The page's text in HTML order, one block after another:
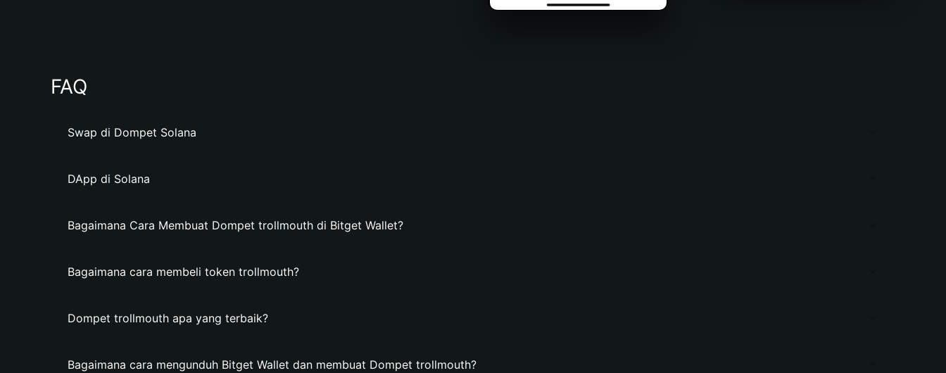
FAQ
Swap di Dompet Solana
DApp di Solana
Bagaimana Cara Membuat Dompet trollmouth di Bitget Wallet?
Bagaimana cara membeli token trollmouth?
Dompet trollmouth apa yang terbaik?
Bagaimana cara mengunduh Bitget Wallet dan membuat Dompet trollmouth?